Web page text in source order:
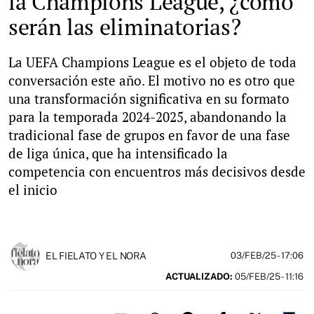
serán las eliminatorias?
La UEFA Champions League es el objeto de toda
conversación este año. El motivo no es otro que
una transformación significativa en su formato
para la temporada 2024-2025, abandonando la
tradicional fase de grupos en favor de una fase
de liga única, que ha intensificado la
competencia con encuentros más decisivos desde
el inicio
EL FIELATO Y EL NORA 03/FEB/25- 17:06
ACTUALIZADO: 05/FEB/25 - 11:16